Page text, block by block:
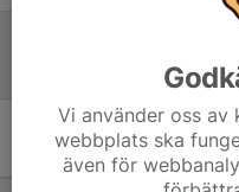
9 mot 9 Pojkar 14 år Grupp
Vi använder oss
webbplats ska
även för